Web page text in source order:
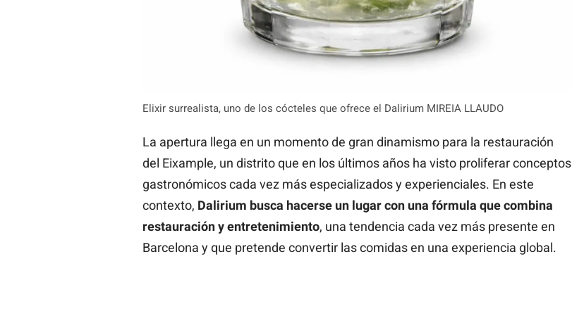
Elixir surrealista, uno de los cócteles que ofrece el Dalirium MIREIA LLAUDO
La apertura llega en un momento de gran dinamismo para la restauración
del Eixample, un distrito que en los últimos años ha visto proliferar conceptos
gastronómicos cada vez más especializados y experienciales. En este
contexto, Dalirium busca hacerse un lugar con una fórmula que combina
restauración y entretenimiento, una tendencia cada vez más presente en
Barcelona y que pretende convertir las comidas en una experiencia global.